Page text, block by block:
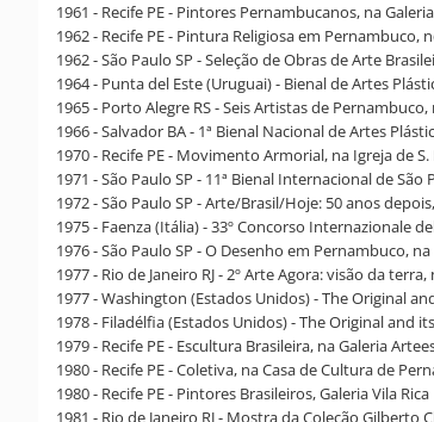
1961 - Recife PE - Pintores Pernambucanos, na
1962 - Recife PE - Pintura Religiosa em Pernambuco,
1962 - São Paulo SP - Seleção de Obras de Arte
1964 - Punta del Este (Uruguai) - Bienal de Artes
1965 - Porto Alegre RS - Seis Artistas de
1966 - Salvador BA - 1ª Bienal Nacional de Artes
1970 - Recife PE - Movimento Armorial, na Igreja de
1971 - São Paulo SP - 11ª Bienal Internacional de
1972 - São Paulo SP - Arte/Brasil/Hoje: 50 anos
1975 - Faenza (Itália) - 33º Concorso Internazionale
1976 - São Paulo SP - O Desenho em Pernambuco,
1977 - Rio de Janeiro RJ - 2º Arte Agora: visão da terra,
1977 - Washington (Estados Unidos) - The Original
1978 - Filadélfia (Estados Unidos) - The Original
1979 - Recife PE - Escultura Brasileira, na Galeria
1980 - Recife PE - Coletiva, na Casa de Cultura de
1980 - Recife PE - Pintores Brasileiros, Galeria Vila Rica
1981 - Rio de Janeiro RJ - Mostra da Coleção Gilberto